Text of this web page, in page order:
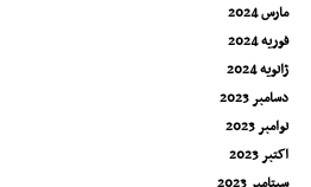
مارس 2024
فوریه 2024
ژانویه 2024
دسامبر 2023
نوامبر 2023
اکتبر 2023